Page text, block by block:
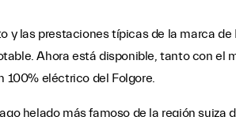
y las prestaciones típicas de la marca
Ahora está disponible, tanto con el
100% eléctrico del Folgore.
helado más famoso de la región